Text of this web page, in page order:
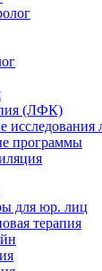
(ЛФК)
исследования
программы
для юр. лиц
терапия